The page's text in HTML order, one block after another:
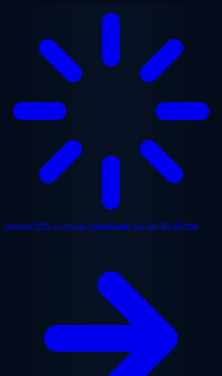
Знижка 50% усі плани, обмежений час. Від$2.48/mo